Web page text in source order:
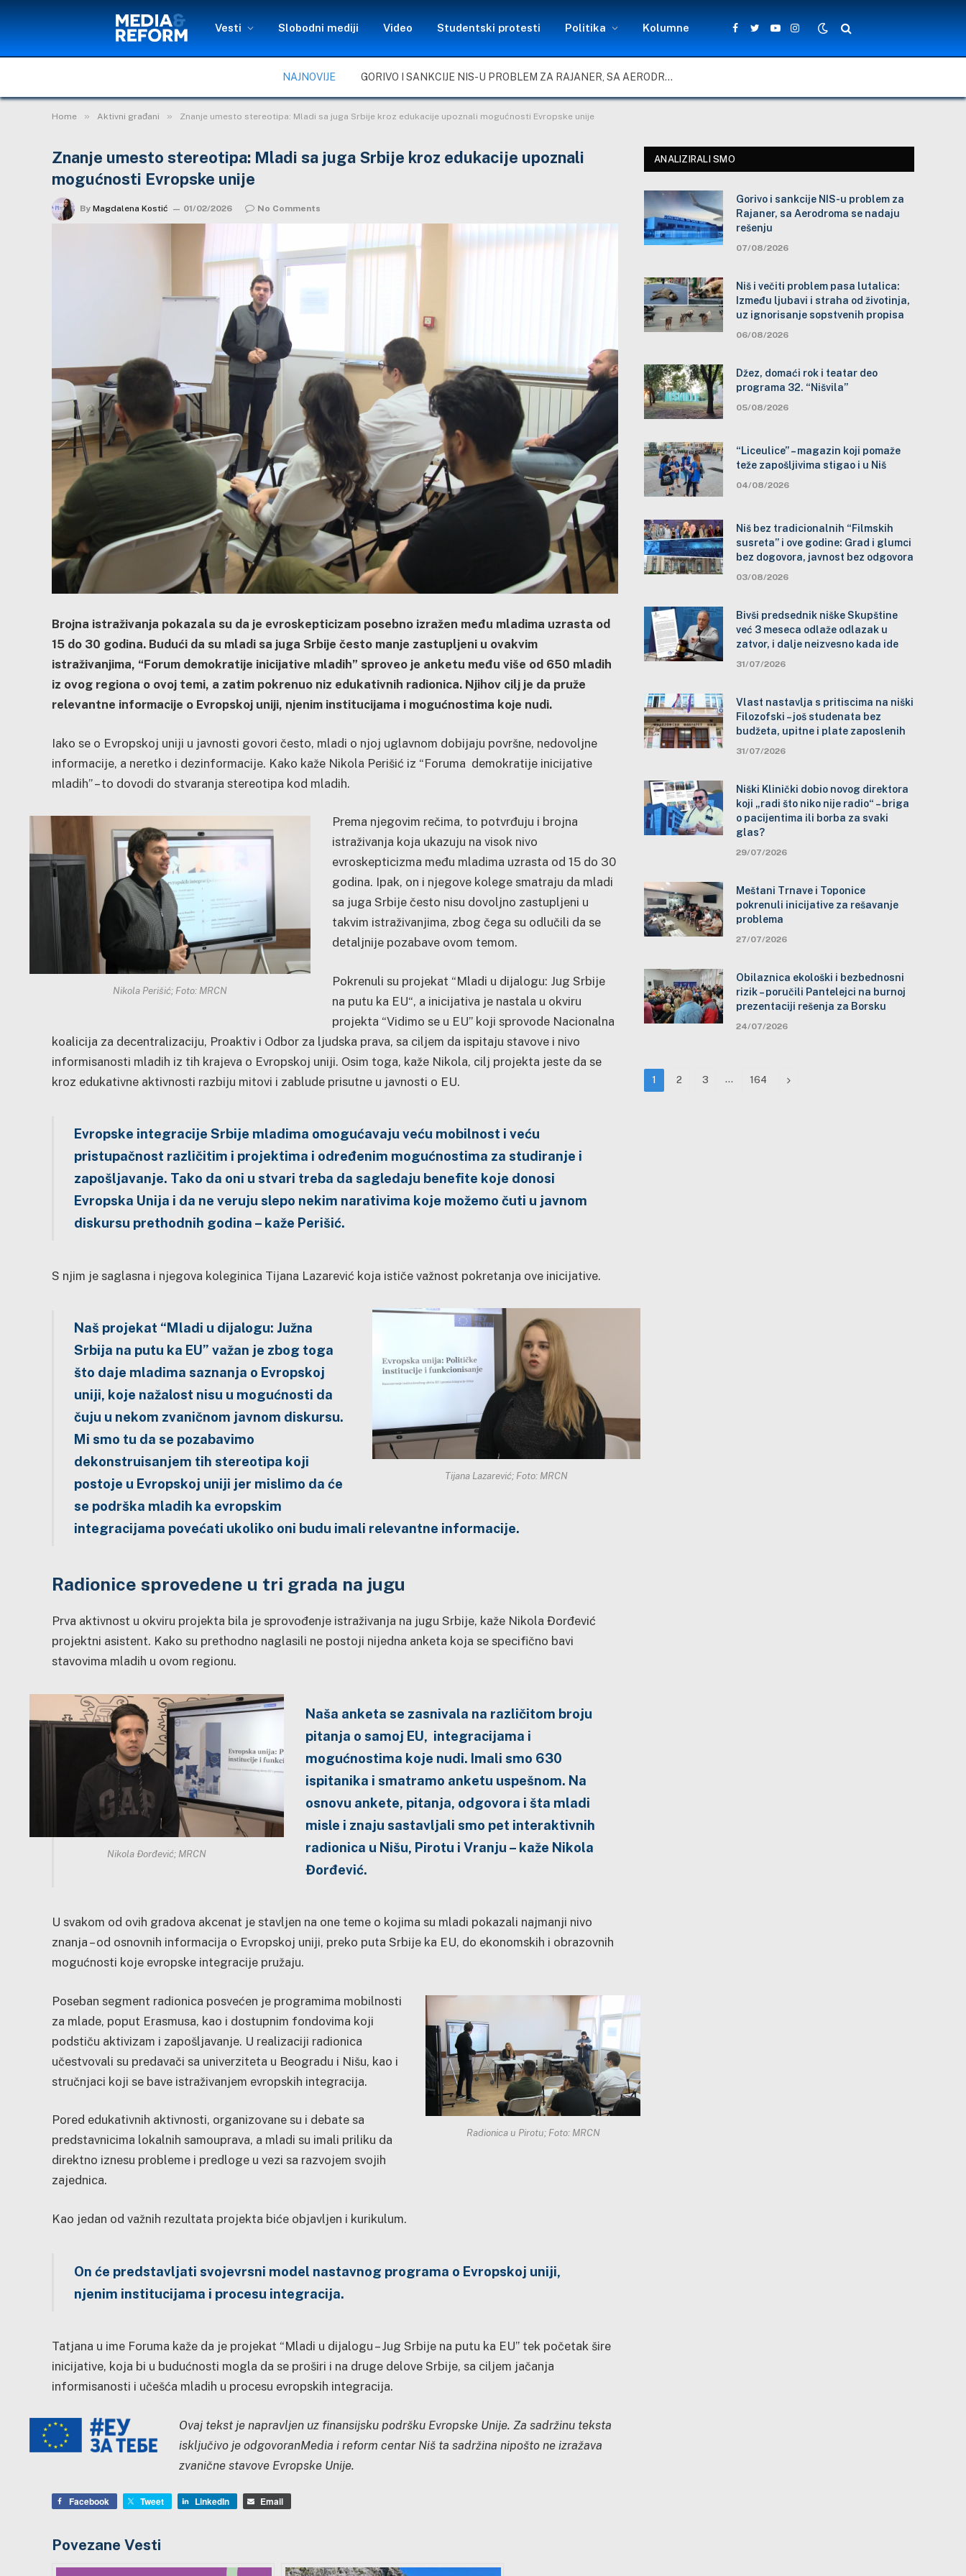
Vesti Slobodni mediji Video Studentski protesti Politika Kolumne
Facebook
TwitterYouTubeInstagram
NAJNOVIJE GORIVO I SANKCIJE NIS-U PROBLEM ZA RAJANER, SA AERODROMA SE NADAJU REŠENJU
Home » Aktivni građani » Znanje umesto stereotipa: Mladi sa juga Srbije kroz edukacije upoznali mogućnosti Evropske unije
Znanje umesto stereotipa: Mladi sa juga Srbije kroz edukacije upoznali
mogućnosti Evropske unije
By Magdalena Kostić 01/02/2026 No Comments
Brojna istraživanja pokazala su da je evroskepticizam posebno izražen među mladima uzrasta od
15 do 30 godina. Budući da su mladi sa juga Srbije često manje zastupljeni u ovakvim
istraživanjima, “Forum demokratije inicijative mladih” sproveo je anketu među više od 650 mladih
iz ovog regiona o ovoj temi, a zatim pokrenuo niz edukativnih radionica. Njihov cilj je da pruže
relevantne informacije o Evropskoj uniji, njenim institucijama i mogućnostima koje nudi.
Iako se o Evropskoj uniji u javnosti govori često, mladi o njoj uglavnom dobijaju površne, nedovoljne
informacije, a neretko i dezinformacije. Kako kaže Nikola Perišić iz “Foruma demokratije inicijative
mladih” – to dovodi do stvaranja stereotipa kod mladih.
Nikola Perišić; Foto: MRCN
Prema njegovim rečima, to potvrđuju i brojna
istraživanja koja ukazuju na visok nivo
evroskepticizma među mladima uzrasta od 15 do 30
godina. Ipak, on i njegove kolege smatraju da mladi
sa juga Srbije često nisu dovoljno zastupljeni u
takvim istraživanjima, zbog čega su odlučili da se
detaljnije pozabave ovom temom.
Pokrenuli su projekat “Mladi u dijalogu: Jug Srbije
na putu ka EU“, a inicijativa je nastala u okviru
projekta “Vidimo se u EU” koji sprovode Nacionalna
koalicija za decentralizaciju, Proaktiv i Odbor za ljudska prava, sa ciljem da ispitaju stavove i nivo
informisanosti mladih iz tih krajeva o Evropskoj uniji. Osim toga, kaže Nikola, cilj projekta jeste da se
kroz edukativne aktivnosti razbiju mitovi i zablude prisutne u javnosti o EU.
Evropske integracije Srbije mladima omogućavaju veću mobilnost i veću
pristupačnost različitim i projektima i određenim mogućnostima za studiranje i
zapošljavanje. Tako da oni u stvari treba da sagledaju benefite koje donosi
Evropska Unija i da ne veruju slepo nekim narativima koje možemo čuti u javnom
diskursu prethodnih godina – kaže Perišić.
S njim je saglasna i njegova koleginica Tijana Lazarević koja ističe važnost pokretanja ove inicijative.
Tijana Lazarević; Foto: MRCN
Naš projekat “Mladi u dijalogu: Južna
Srbija na putu ka EU” važan je zbog toga
što daje mladima saznanja o Evropskoj
uniji, koje nažalost nisu u mogućnosti da
čuju u nekom zvaničnom javnom diskursu.
Mi smo tu da se pozabavimo
dekonstruisanjem tih stereotipa koji
postoje u Evropskoj uniji jer mislimo da će
se podrška mladih ka evropskim
integracijama povećati ukoliko oni budu imali relevantne informacije.
Radionice sprovedene u tri grada na jugu
Prva aktivnost u okviru projekta bila je sprovođenje istraživanja na jugu Srbije, kaže Nikola Đorđević
projektni asistent. Kako su prethodno naglasili ne postoji nijedna anketa koja se specifično bavi
stavovima mladih u ovom regionu.
Nikola Đorđević; MRCN
Naša anketa se zasnivala na različitom broju
pitanja o samoj EU, integracijama i
mogućnostima koje nudi. Imali smo 630
ispitanika i smatramo anketu uspešnom. Na
osnovu ankete, pitanja, odgovora i šta mladi
misle i znaju sastavljali smo pet interaktivnih
radionica u Nišu, Pirotu i Vranju – kaže Nikola
Đorđević.
U svakom od ovih gradova akcenat je stavljen na one teme o kojima su mladi pokazali najmanji nivo
znanja – od osnovnih informacija o Evropskoj uniji, preko puta Srbije ka EU, do ekonomskih i obrazovnih
mogućnosti koje evropske integracije pružaju.
Radionica u Pirotu; Foto: MRCN
Poseban segment radionica posvećen je programima mobilnosti
za mlade, poput Erasmusa, kao i dostupnim fondovima koji
podstiču aktivizam i zapošljavanje. U realizaciji radionica
učestvovali su predavači sa univerziteta u Beogradu i Nišu, kao i
stručnjaci koji se bave istraživanjem evropskih integracija.
Pored edukativnih aktivnosti, organizovane su i debate sa
predstavnicima lokalnih samouprava, a mladi su imali priliku da
direktno iznesu probleme i predloge u vezi sa razvojem svojih
zajednica.
Kao jedan od važnih rezultata projekta biće objavljen i kurikulum.
On će predstavljati svojevrsni model nastavnog programa o Evropskoj uniji,
njenim institucijama i procesu integracija.
Tatjana u ime Foruma kaže da je projekat “Mladi u dijalogu – Jug Srbije na putu ka EU” tek početak šire
inicijative, koja bi u budućnosti mogla da se proširi i na druge delove Srbije, sa ciljem jačanja
informisanosti i učešća mladih u procesu evropskih integracija.
Ovaj tekst je napravljen uz finansijsku podršku Evropske Unije. Za sadržinu teksta
isključivo je odgovoranMedia i reform centar Niš ta sadržina nipošto ne izražava
zvanične stavove Evropske Unije.
Facebook Tweet LinkedIn Email
Povezane Vesti
ANALIZIRALI SMO
Gorivo i sankcije NIS-u problem za
Rajaner, sa Aerodroma se nadaju
rešenju
07/08/2026
Niš i večiti problem pasa lutalica:
Između ljubavi i straha od životinja,
uz ignorisanje sopstvenih propisa
06/08/2026
Džez, domaći rok i teatar deo
programa 32. “Nišvila”
05/08/2026
“Liceulice” – magazin koji pomaže
teže zapošljivima stigao i u Niš
04/08/2026
Niš bez tradicionalnih “Filmskih
susreta” i ove godine: Grad i glumci
bez dogovora, javnost bez odgovora
03/08/2026
Bivši predsednik niške Skupštine
već 3 meseca odlaže odlazak u
zatvor, i dalje neizvesno kada ide
31/07/2026
Vlast nastavlja s pritiscima na niški
Filozofski – još studenata bez
budžeta, upitne i plate zaposlenih
31/07/2026
Niški Klinički dobio novog direktora
koji „radi što niko nije radio“ – briga
o pacijentima ili borba za svaki
glas?
29/07/2026
Meštani Trnave i Toponice
pokrenuli inicijative za rešavanje
problema
27/07/2026
Obilaznica ekološki i bezbednosni
rizik – poručili Pantelejci na burnoj
prezentaciji rešenja za Borsku
24/07/2026
1 2 3 … 164 Next